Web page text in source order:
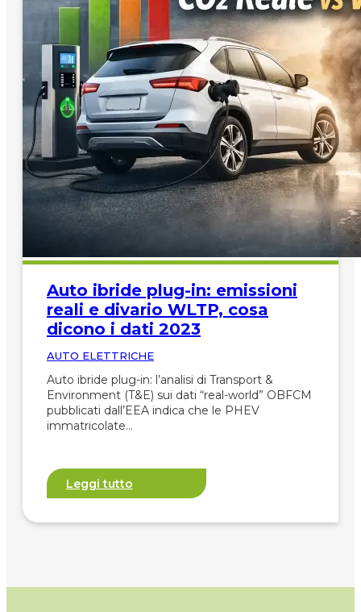
AUTO ELETTRICHE
La Commissione europea propone il 45% di
veicoli elettrici nelle flotte aziendali entro il
2030, ma T&E chiede il 69%…
Leggi tutto